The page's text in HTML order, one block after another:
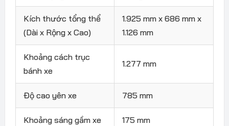
Kích thước tổng thể
(Dài x Rộng x Cao)
1.925 mm x 686 mm x
1.126 mm
Khoảng cách trục
bánh xe
1.277 mm
Độ cao yên xe 785 mm
Khoảng sáng gầm xe 175 mm